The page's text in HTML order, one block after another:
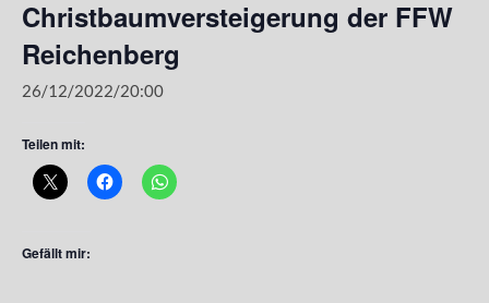
Christbaumversteigerung der FFW
Reichenberg
26/12/2022/20:00
Teilen mit:
Gefällt mir: